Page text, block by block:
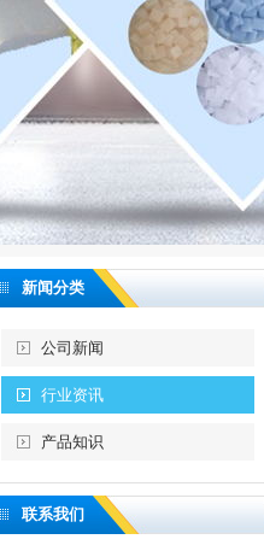
新闻分类
公司新闻
行业资讯
产品知识
联系我们